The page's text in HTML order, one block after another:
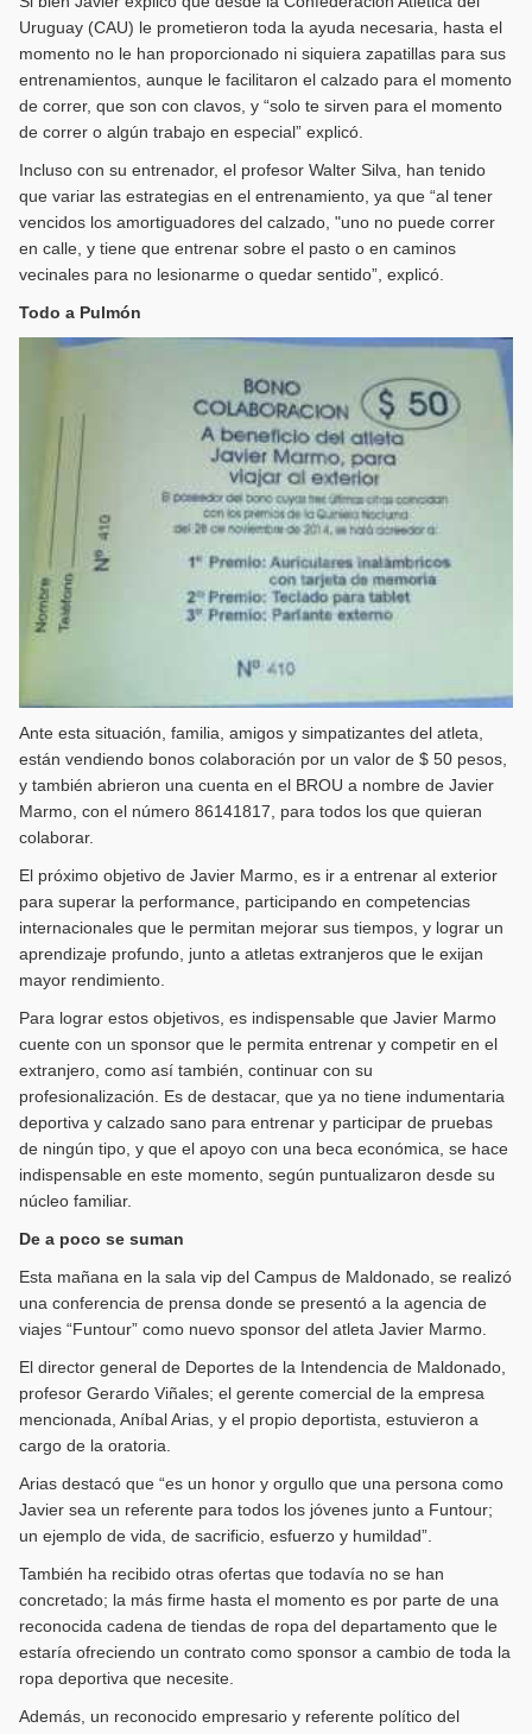
Uruguay (CAU) le prometieron toda la ayuda necesaria, hasta el
momento no le han proporcionado ni siquiera zapatillas para sus
entrenamientos, aunque le facilitaron el calzado para el momento
de correr, que son con clavos, y “solo te sirven para el momento
de correr o algún trabajo en especial” explicó.
Incluso con su entrenador, el profesor Walter Silva, han tenido
que variar las estrategias en el entrenamiento, ya que “al tener
vencidos los amortiguadores del calzado, "uno no puede correr
en calle, y tiene que entrenar sobre el pasto o en caminos
vecinales para no lesionarme o quedar sentido”, explicó.
Todo a Pulmón
Ante esta situación, familia, amigos y simpatizantes del atleta,
están vendiendo bonos colaboración por un valor de $ 50 pesos,
y también abrieron una cuenta en el BROU a nombre de Javier
Marmo, con el número 86141817, para todos los que quieran
colaborar.
El próximo objetivo de Javier Marmo, es ir a entrenar al exterior
para superar la performance, participando en competencias
internacionales que le permitan mejorar sus tiempos, y lograr un
aprendizaje profundo, junto a atletas extranjeros que le exijan
mayor rendimiento.
Para lograr estos objetivos, es indispensable que Javier Marmo
cuente con un sponsor que le permita entrenar y competir en el
extranjero, como así también, continuar con su
profesionalización. Es de destacar, que ya no tiene indumentaria
deportiva y calzado sano para entrenar y participar de pruebas
de ningún tipo, y que el apoyo con una beca económica, se hace
indispensable en este momento, según puntualizaron desde su
núcleo familiar.
De a poco se suman
Esta mañana en la sala vip del Campus de Maldonado, se realizó
una conferencia de prensa donde se presentó a la agencia de
viajes “Funtour” como nuevo sponsor del atleta Javier Marmo.
El director general de Deportes de la Intendencia de Maldonado,
profesor Gerardo Viñales; el gerente comercial de la empresa
mencionada, Aníbal Arias, y el propio deportista, estuvieron a
cargo de la oratoria.
Arias destacó que “es un honor y orgullo que una persona como
Javier sea un referente para todos los jóvenes junto a Funtour;
un ejemplo de vida, de sacrificio, esfuerzo y humildad”.
También ha recibido otras ofertas que todavía no se han
concretado; la más firme hasta el momento es por parte de una
reconocida cadena de tiendas de ropa del departamento que le
estaría ofreciendo un contrato como sponsor a cambio de toda la
ropa deportiva que necesite.
Además, un reconocido empresario y referente político del